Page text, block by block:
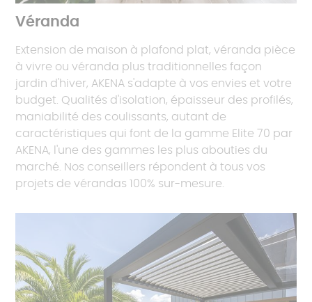
Véranda
Extension de maison à plafond plat, véranda pièce
à vivre ou véranda plus traditionnelles façon
jardin d'hiver, AKENA s'adapte à vos envies et votre
budget. Qualités d'isolation, épaisseur des profilés,
maniabilité des coulissants, autant de
caractéristiques qui font de la gamme Elite 70 par
AKENA, l'une des gammes les plus abouties du
marché. Nos conseillers répondent à tous vos
projets de vérandas 100% sur-mesure.